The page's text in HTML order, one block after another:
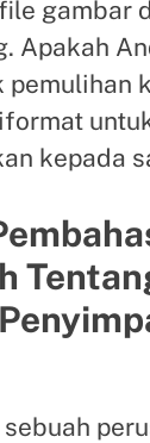
gambar
Apakah
pemulihan
kepada